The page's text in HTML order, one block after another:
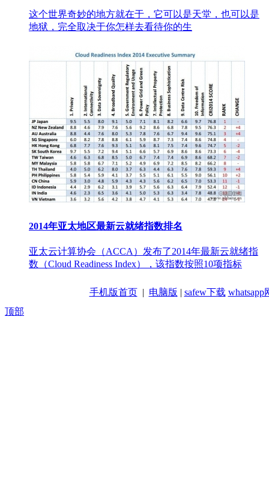
这个世界奇妙的地方就在于，它可以是天堂，也可以是
地狱，完全取决于你怎样去看待你的生
2014年亚太地区最新云就绪指数排名
亚太云计算协会（ACCA）发布了2014年最新云就绪指
数（Cloud Readiness Index），该指数按照10项指标
手机版首页| 电脑版 | safew下载 whatsapp
顶部